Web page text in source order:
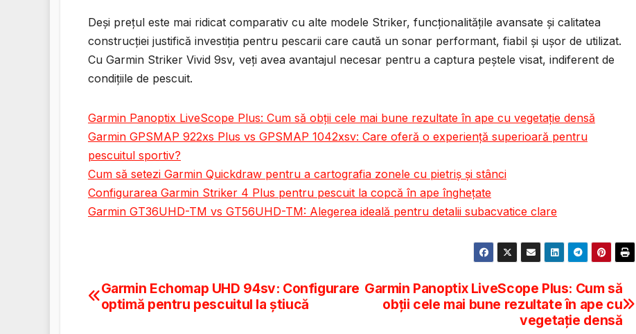
Deși prețul este mai ridicat comparativ cu alte modele Striker, funcționalitățile avansate și calitatea
construcției justifică investiția pentru pescarii care caută un sonar performant, fiabil și ușor de utilizat.
Cu Garmin Striker Vivid 9sv, veți avea avantajul necesar pentru a captura peștele visat, indiferent de
condițiile de pescuit.
Garmin Panoptix LiveScope Plus: Cum să obții cele mai bune rezultate în ape cu vegetație densă
Garmin GPSMAP 922xs Plus vs GPSMAP 1042xsv: Care oferă o experiență superioară pentru
pescuitul sportiv?
Cum să setezi Garmin Quickdraw pentru a cartografia zonele cu pietriș și stânci
Configurarea Garmin Striker 4 Plus pentru pescuit la copcă în ape înghețate
Garmin GT36UHD-TM vs GT56UHD-TM: Alegerea ideală pentru detalii subacvatice clare
Navigare
Garmin Panoptix LiveScope Plus: Cum să
obții cele mai bune rezultate în ape cu
vegetație densă
Garmin Echomap UHD 94sv: Configurare
optimă pentru pescuitul la știucă